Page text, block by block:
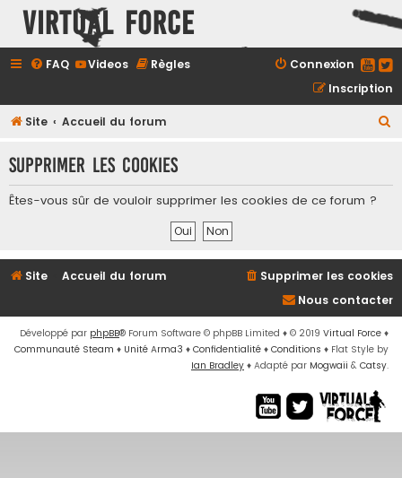
Virtual Force
FAQ Videos Règles
Connexion
Inscription
Site Accueil du forum
h
c
h
Supprimer les cookies
Êtes-vous sûr de vouloir supprimer les cookies de ce forum ?
Site Accueil du forum
Supprimer les cookies
Nous contacter
Développé par phpBB® Forum Software © phpBB Limited ♦ © 2019 Virtual Force ♦
Communauté Steam ♦ Unité Arma3 ♦ Confidentialité ♦ Conditions ♦ Flat Style by
Ian Bradley ♦ Adapté par Mogwaii & Catsy.